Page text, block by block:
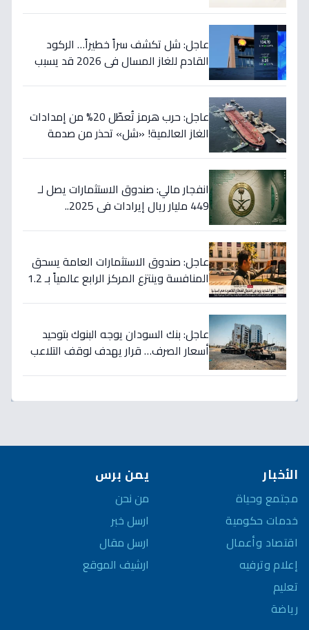
عاجل: شل تكشف سراً خطيراً… الركود
القادم للغاز المسال في 2026 قد يسبب
عاجل: حرب هرمز تُعطّل 20% من إمدادات
الغاز العالمية! «شل» تحذر من صدمة
انفجار مالي: صندوق الاستثمارات يصل لـ
449 مليار ريال إيرادات في 2025..
عاجل: صندوق الاستثمارات العامة يسحق
المنافسة وينتزع المركز الرابع عالمياً بـ 1.2
عاجل: بنك السودان يوجه البنوك بتوحيد
أسعار الصرف… قرار يهدف لوقف التلاعب
الأخبار
مجتمع وحياة
خدمات حكومية
اقتصاد وأعمال
إعلام وترفيه
تعليم
رياضة
يمن برس
من نحن
ارسل خبر
ارسل مقال
ارشيف الموقع